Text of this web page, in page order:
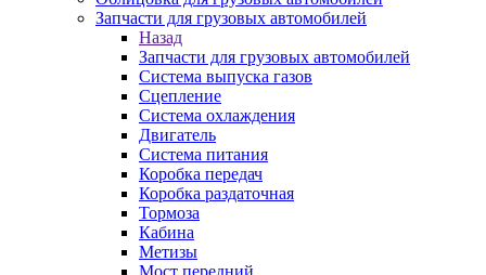
Запчасти для грузовых автомобилей
Назад
Запчасти для грузовых автомобилей
Система выпуска газов
Сцепление
Система охлаждения
Двигатель
Система питания
Коробка передач
Коробка раздаточная
Тормоза
Кабина
Метизы